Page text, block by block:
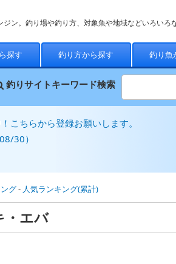
ジン。釣り場や釣り方、対象魚や地域などいろいろ
探す 釣り方から探す 釣り魚
釣りサイトキーワード検索
こちらから登録お願いします。
30）
グ- 人気ランキング(累計)
・エバ